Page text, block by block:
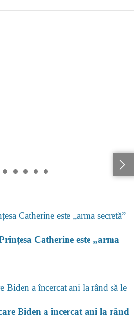
Catherine este „arma
Biden a încercat ani la rând